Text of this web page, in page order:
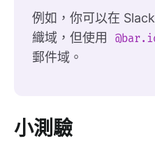
例如，你可以在
織域，但使用
郵件域。
小測驗